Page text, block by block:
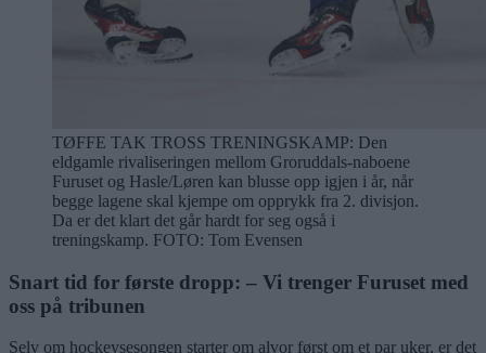
TØFFE TAK TROSS TRENINGSKAMP: Den
eldgamle rivaliseringen mellom Groruddals-naboene
Furuset og Hasle/Løren kan blusse opp igjen i år, når
begge lagene skal kjempe om opprykk fra 2. divisjon.
Da er det klart det går hardt for seg også i
treningskamp. FOTO: Tom Evensen
Snart tid for første dropp: – Vi trenger Furuset med
oss på tribunen
Selv om hockeysesongen starter om alvor først om et par uker, er det